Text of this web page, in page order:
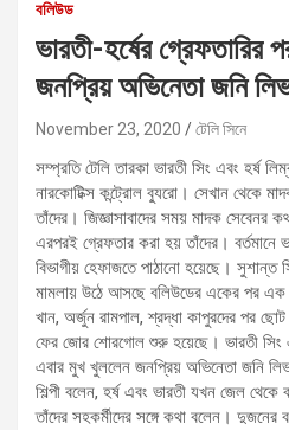
বলিউড
ভারতী-হর্ষের গ্রেফতারির
জনপ্রিয় অভিনেতা জনি
November 23, 2020 টেলি সিনে
সম্প্রতি টেলি তারকা ভারতী সিং এবং হর্ষ
নারকোটিক্স কন্ট্রোল ব্যুরো। সেখান থেকে
তাঁদের। জিজ্ঞাসাবাদের সময় মাদক সেবেনর
এরপরই গ্রেফতার করা হয় তাঁদের। বর্তমানে
বিভাগীয় হেফাজতে পাঠানো হয়েছে।
মামলায় উঠে আসছে বলিউডের একের পর এক
খান, অর্জুন রামপাল, শ্রদ্ধা কাপুরদের পর ছোট
ফের জোর শোরগোল শুরু হয়েছে। ভারতী সিং
এবার মুখ খুললেন জনপ্রিয় অভিনেতা জনি
শিল্পী বলেন, হর্ষ এবং ভারতী যখন জেল থেকে
তাঁদের সহকর্মীদের সঙ্গে কথা বলেন।